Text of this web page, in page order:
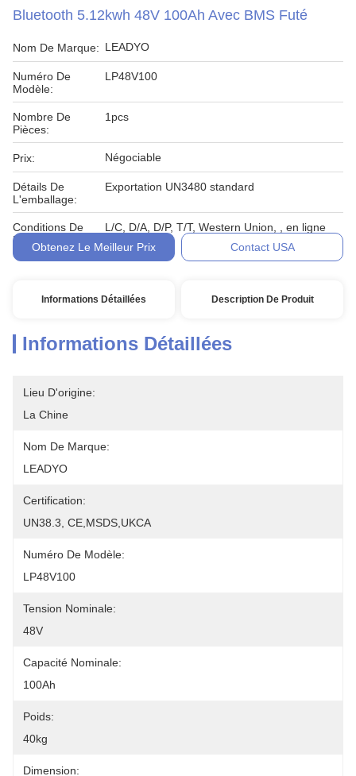
Bluetooth 5.12kwh 48V 100Ah Avec BMS Futé
Nom De Marque: LEADYO
Numéro De
Modèle:
LP48V100
Nombre De
Pièces:
1pcs
Prix: Négociable
Détails De
L'emballage:
Exportation UN3480 standard
Conditions De
Paiement:
L/C, D/A, D/P, T/T, Western Union, , en ligne
Obtenez Le Meilleur Prix
Contact USA
Informations Détaillées Description De Produit
Informations Détaillées
Lieu D'origine:
La Chine
Nom De Marque:
LEADYO
Certification:
UN38.3, CE,MSDS,UKCA
Numéro De Modèle:
LP48V100
Tension Nominale:
48V
Capacité Nominale:
100Ah
Poids:
40kg
Dimension: